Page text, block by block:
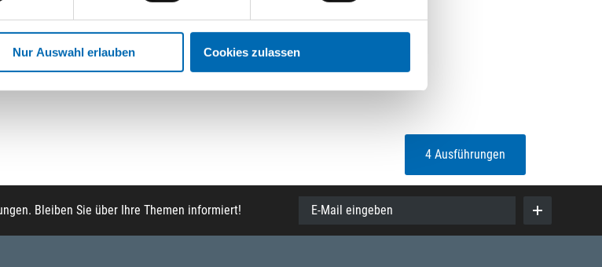
Nur Auswahl erlauben Cookies zulassen
4 Ausführungen
Bleiben Sie über Ihre Themen informiert! E-Mail eingeben